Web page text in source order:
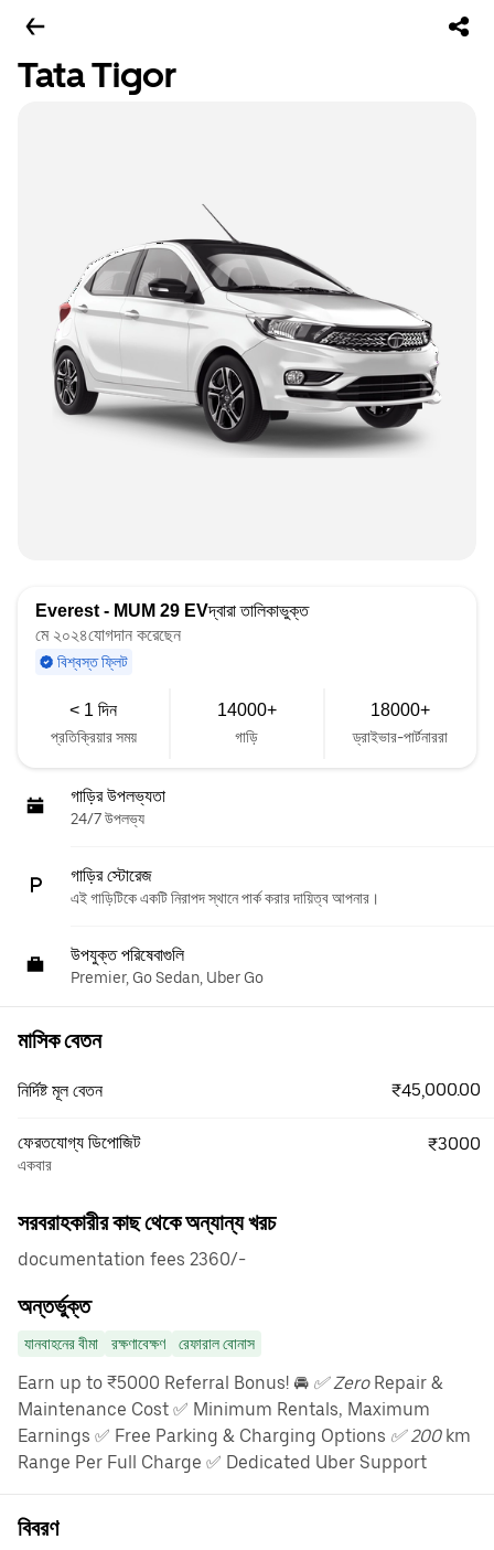
Tata Tigor
Everest - MUM 29 EVদ্বারা তালিকাভুক্ত
মে ২০২৪যোগদান করেছেন
বিশ্বস্ত ফ্লিট
< 1 দিন
প্রতিক্রিয়ার সময়
14000+
গাড়ি
18000+
ড্রাইভার-পার্টনাররা
গাড়ির উপলভ্যতা
24/7 উপলভ্য
গাড়ির স্টোরেজ
এই গাড়িটিকে একটি নিরাপদ স্থানে পার্ক করার দায়িত্ব আপনার।
উপযুক্ত পরিষেবাগুলি
Premier, Go Sedan, Uber Go
মাসিক বেতন
নির্দিষ্ট মূল বেতন ₹45,000.00
ফেরতযোগ্য ডিপোজিট
একবার
₹3000
সরবরাহকারীর কাছ থেকে অন্যান্য খরচ
documentation fees 2360/-
অন্তর্ভুক্ত
যানবাহনের বীমা রক্ষণাবেক্ষণ রেফারাল বোনাস
Earn up to ₹5000 Referral Bonus! 🚘 ✅ ZeroRepair &
Maintenance Cost ✅ Minimum Rentals, Maximum
Earnings ✅ Free Parking & Charging Options ✅ 200km
Range Per Full Charge ✅ Dedicated Uber Support
বিবরণ